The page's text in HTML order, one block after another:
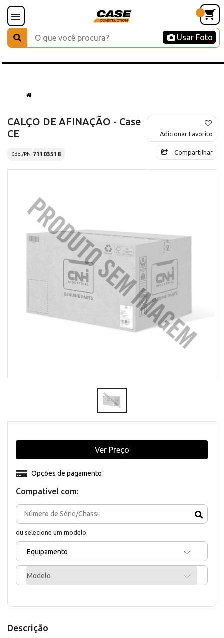
Usar Foto
CALÇO DE AFINAÇÃO - Case
CE
Cód./PN 71103518
Adicionar Favorito
Compartilhar
Compativel com:
ou selecione um modelo:
Equipamento
Modelo
Opções de pagamento
Ver Preço
Descrição